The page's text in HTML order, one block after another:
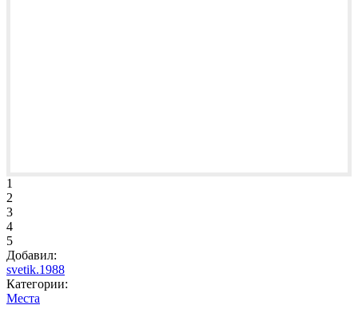
1
2
3
4
5
Добавил:
svetik.1988
Категории:
Места